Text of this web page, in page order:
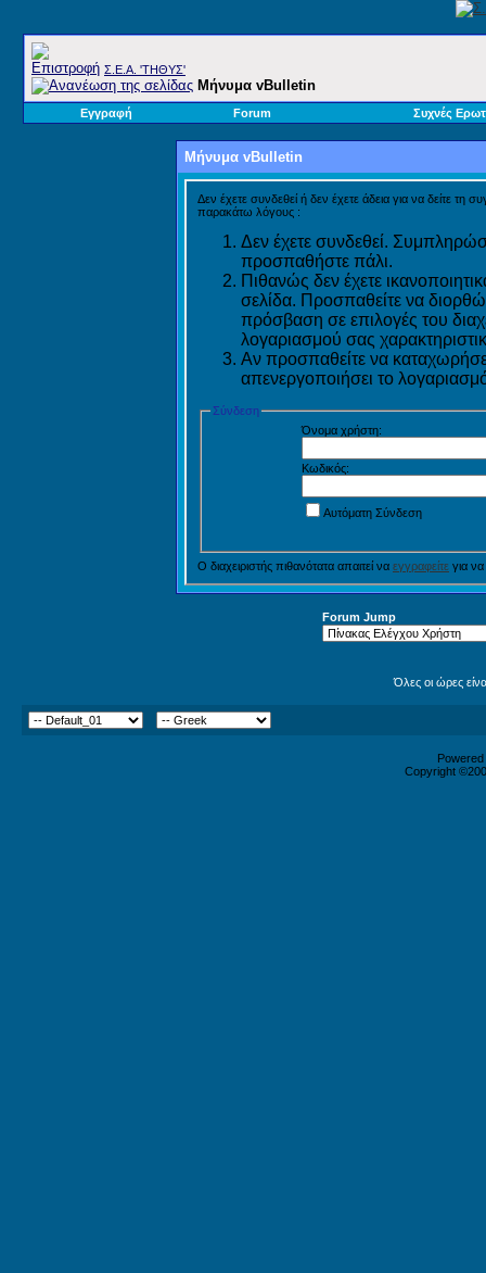
Σ.E.A. 'ΤΗΘΥΣ'
Μήνυμα vBulletin
Εγγραφή Forum Συχνές
Μήνυμα vBulletin
Δεν έχετε συνδεθεί ή δεν έχετε άδεια για να δείτε τη
παρακάτω λόγους :
Δεν έχετε συνδεθεί.
προσπαθήστε πάλι.
Πιθανώς δεν έχετε
σελίδα. Προσπαθείτε να
πρόσβαση σε επιλογές του
λογαριασμού σας
Αν προσπαθείτε να
απενεργοποιήσει το
Σύνδεση
Όνομα χρήστη:
Κωδικός:
Αυτόματη Σύνδεση
Ο διαχειριστής πιθανότατα απαιτεί να εγγραφείτε για
Forum Jump
Όλες οι ώρες
Copyright